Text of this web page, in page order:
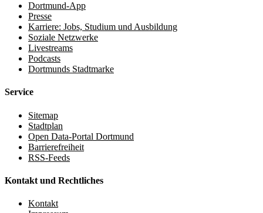
Dortmund-App
Presse
Karriere: Jobs, Studium und Ausbildung
Soziale Netzwerke
Livestreams
Podcasts
Dortmunds Stadtmarke
Service
Sitemap
Stadtplan
Open Data-Portal Dortmund
Barrierefreiheit
RSS-Feeds
Kontakt und Rechtliches
Kontakt